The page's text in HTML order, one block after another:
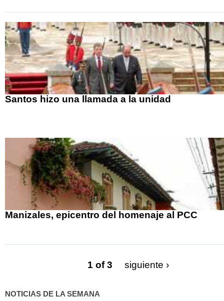
Santos hizo una llamada a la unidad
Manizales, epicentro del homenaje al PCC
1 of 3 siguiente ›
NOTICIAS DE LA SEMANA